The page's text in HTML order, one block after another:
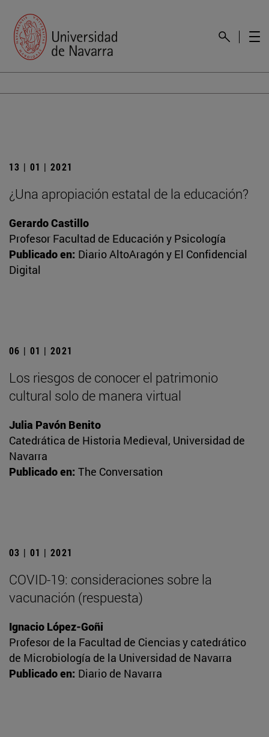
13 | 01 | 2021
¿Una apropiación estatal de la educación?
Gerardo Castillo
Profesor Facultad de Educación y Psicología
Publicado en: Diario AltoAragón y El Confidencial
Digital
06 | 01 | 2021
Los riesgos de conocer el patrimonio
cultural solo de manera virtual
Julia Pavón Benito
Catedrática de Historia Medieval, Universidad de
Navarra
Publicado en: The Conversation
03 | 01 | 2021
COVID-19: consideraciones sobre la
vacunación (respuesta)
Ignacio López-Goñi
Profesor de la Facultad de Ciencias y catedrático
de Microbiología de la Universidad de Navarra
Publicado en: Diario de Navarra